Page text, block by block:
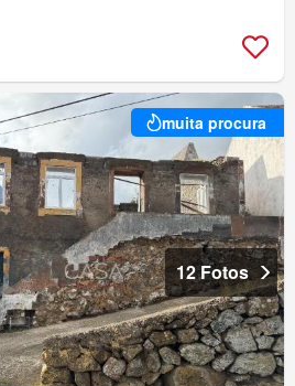
muita procura
12 Fotos